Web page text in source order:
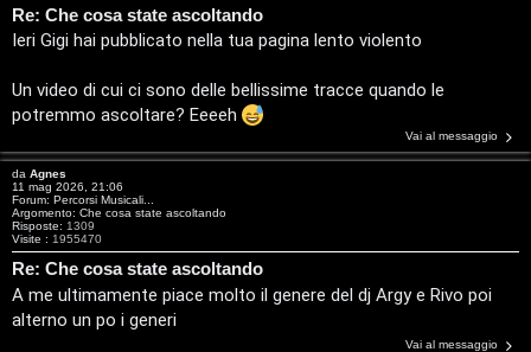
r
g
o
m
e
n
Re: Che cosa state ascoltando
Ieri Gigi hai pubblicato nella tua pagina lento violento
Un video di cui ci sono delle bellissime tracce quando le
potremmo ascoltare? Eeeeh
Vai al messaggio
da Agnes
11 mag 2026, 21:06
Forum: Percorsi Musicali...
Argomento: Che cosa state ascoltando
Risposte: 1309
Visite : 1955470
Re: Che cosa state ascoltando
A me ultimamente piace molto il genere del dj Argy e Rivo poi
alterno un po i generi
Vai al messaggio
T
p
i
c
A
t
t